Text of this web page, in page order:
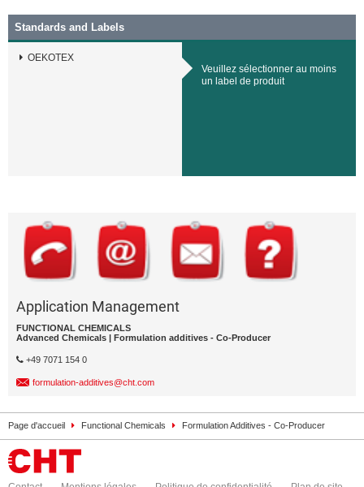
Standards and Labels
OEKOTEX
Veuillez sélectionner au moins
un label de produit
Application Management
FUNCTIONAL CHEMICALS
Advanced Chemicals | Formulation additives - Co-Producer
+49 7071 154 0
formulation-additives@cht.com
Page d'accueil Functional Chemicals Formulation Additives - Co-Producer